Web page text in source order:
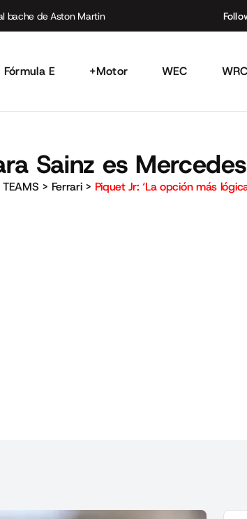
bache de Aston Martin
Fórmula E +Motor WEC WRC
Sainz es
TEAMS > Ferrari> Piquet Jr: ‘La opción más